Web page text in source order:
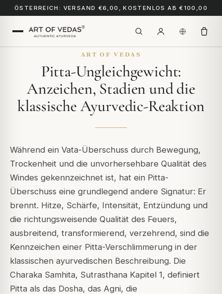
ÖSTERREICH: VERSAND €6,00, KOSTENLOS AB €100,00
ART OF VEDAS
Pitta-Ungleichgewicht:
Anzeichen, Stadien und die
klassische Ayurvedic-Reaktion
Während ein Vata-Überschuss durch Bewegung,
Trockenheit und die unvorhersehbare Qualität des
Windes gekennzeichnet ist, hat ein Pitta-
Überschuss eine grundlegend andere Signatur: Er
brennt. Hitze, Schärfe, Intensität, Entzündung und
die richtungsweisende Qualität des Feuers,
ausbreitend, transformierend, verzehrend, sind die
Kennzeichen einer Pitta-Verschlimmerung in der
klassischen ayurvedischen Beschreibung. Die
Charaka Samhita, Sutrasthana Kapitel 1, definiert
Pitta als das Dosha, das Agni, die